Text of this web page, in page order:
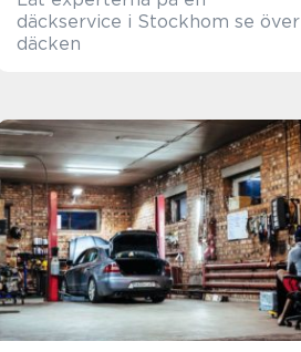
däckservice i Stockhom se över
däcken